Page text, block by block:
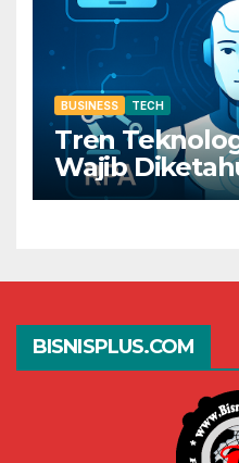
BUSINESS TECH
Tren
Wajib
Bisnis Digital
BISNISPLUS.COM